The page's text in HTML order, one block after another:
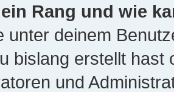
Rang und wie
unter deinem
bislang erstellt
und